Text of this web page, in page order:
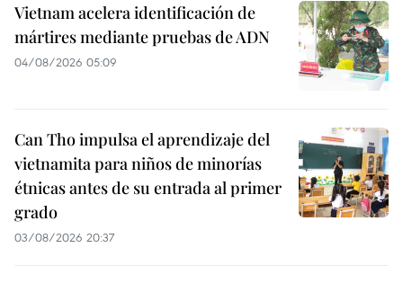
Vietnam acelera identificación de
mártires mediante pruebas de ADN
04/08/2026 05:09
Can Tho impulsa el aprendizaje del
vietnamita para niños de minorías
étnicas antes de su entrada al primer
grado
03/08/2026 20:37